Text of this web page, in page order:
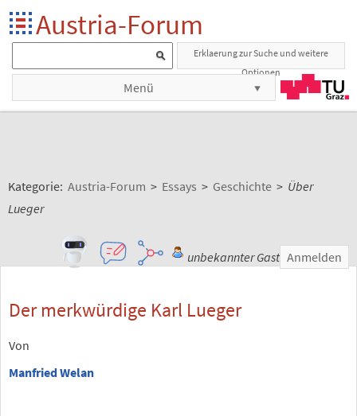
Austria-Forum
Erklaerung zur Suche und weitere
Optionen
Menü
Kategorie: Austria-Forum > Essays > Geschichte > Über
Lueger
unbekannter Gast Anmelden
Der merkwürdige Karl Lueger
Von
Manfried Welan